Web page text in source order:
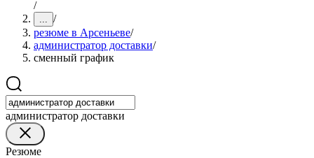
/
... /
резюме в Арсеньеве/
администратор доставки/
сменный график
администратор доставки
Резюме